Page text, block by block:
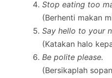
Stop eating too
(Berhenti makan
Say hello to your
(Katakan halo
Be polite please.
(Bersikaplah